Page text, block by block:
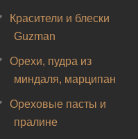
Красители и блески
Guzman
Орехи, пудра из
миндаля, марципан
Ореховые пасты и
пралине